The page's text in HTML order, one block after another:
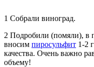
1 Собрали виноград.
2 Подробили (помяли), в
вносим пиросульфит 1-2
качества. Очень важно
объему!